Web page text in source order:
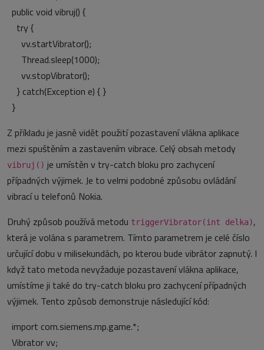
public void vibruj() {
try {
vv.startVibrator();
Thread.sleep(1000);
vv.stopVibrator();
} catch(Exception e) { }
}
Z příkladu je jasně vidět použití pozastavení vlákna aplikace
mezi spuštěním a zastavením vibrace. Celý obsah metody
vibruj() je umístěn v try-catch bloku pro zachycení
případných výjimek. Je to velmi podobné způsobu ovládání
vibrací u telefonů Nokia.
Druhý způsob používá metodu triggerVibrator(int delka),
která je volána s parametrem. Tímto parametrem je celé číslo
určující dobu v milisekundách, po kterou bude vibrátor zapnutý. I
když tato metoda nevyžaduje pozastavení vlákna aplikace,
umístíme ji také do try-catch bloku pro zachycení případných
výjimek. Tento způsob demonstruje následující kód:
import com.siemens.mp.game.*;
Vibrator vv;